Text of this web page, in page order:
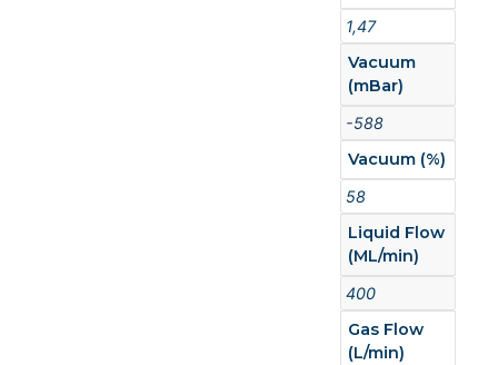
1,47
Vacuum
(mBar)
-588
Vacuum (%)
58
Liquid Flow
(ML/min)
400
Gas Flow
(L/min)